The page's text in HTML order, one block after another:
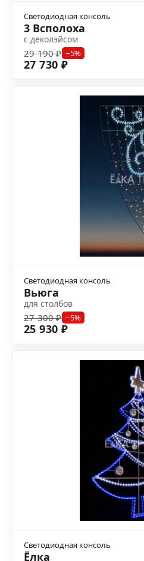
Светодиодная консоль
3 Всполоха
с деколэйсом
29 190 ₽ −5%
27 730 ₽
Светодиодная консоль
Вьюга
для столбов
27 300 ₽ −5%
25 930 ₽
Светодиодная консоль
Ёлка